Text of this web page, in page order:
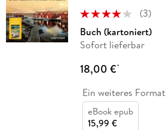
(3)
Buch (kartoniert)
Sofort lieferbar
18,00 €*
Ein weiteres Format
eBook epub
15,99 €